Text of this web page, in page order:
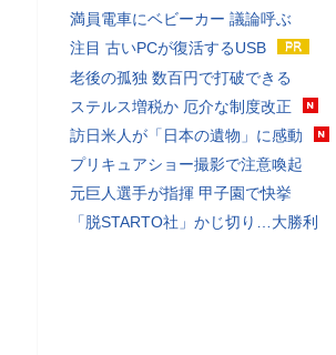
満員電車にベビーカー 議論呼ぶ
注目 古いPCが復活するUSB
老後の孤独 数百円で打破できる
ステルス増税か 厄介な制度改正
訪日米人が「日本の遺物」に感動
プリキュアショー撮影で注意喚起
元巨人選手が指揮 甲子園で快挙
「脱STARTO社」かじ切り…大勝利